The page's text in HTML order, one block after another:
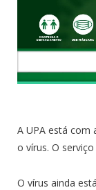
A UPA está com
o vírus. O
O vírus ainda